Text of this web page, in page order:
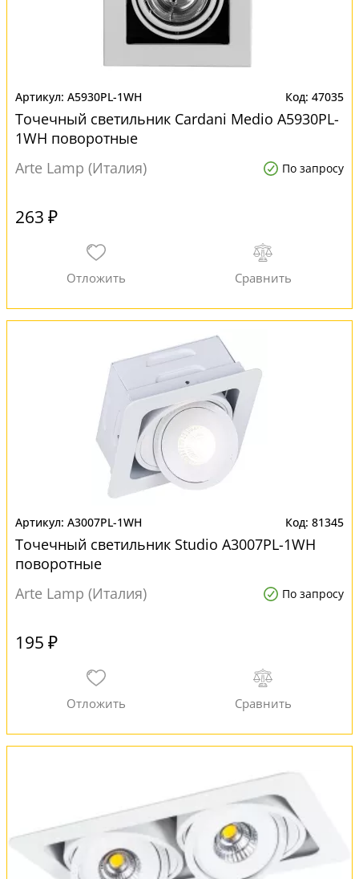
A5930PL-1WH 47035
Точечный светильник Cardani Medio A5930PL-
1WH поворотные
Arte Lamp (Италия)
По запросу
263 ₽
A3007PL-1WH 81345
Точечный светильник Studio A3007PL-1WH
поворотные
Arte Lamp (Италия)
По запросу
195 ₽